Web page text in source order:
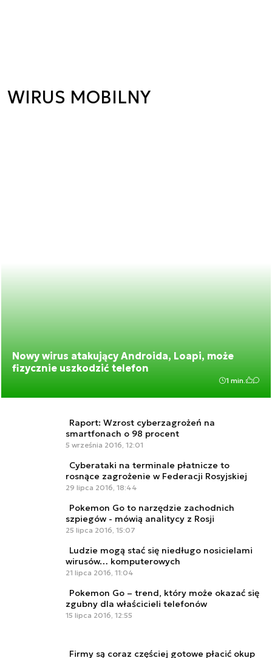
WIRUS MOBILNY
Nowy wirus atakujący Androida, Loapi, może
fizycznie uszkodzić telefon
1 min.
Raport: Wzrost cyberzagrożeń na
smartfonach o 98 procent
5 września 2016, 12:01
Cyberataki na terminale płatnicze to
rosnące zagrożenie w Federacji Rosyjskiej
29 lipca 2016, 18:44
Pokemon Go to narzędzie zachodnich
szpiegów - mówią analitycy z Rosji
25 lipca 2016, 15:07
Ludzie mogą stać się niedługo nosicielami
wirusów… komputerowych
21 lipca 2016, 11:04
Pokemon Go – trend, który może okazać się
zgubny dla właścicieli telefonów
15 lipca 2016, 12:55
Firmy są coraz częściej gotowe płacić okup